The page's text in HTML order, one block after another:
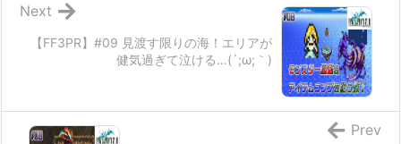
【FF3PR】#09 見渡す限りの海！エリアが
健気過ぎて泣ける…(´;ω;｀)
Next
Prev